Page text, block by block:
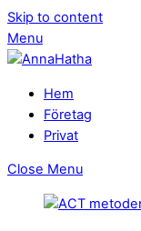
Skip to content
Menu
Hem
Företag
Privat
Close Menu